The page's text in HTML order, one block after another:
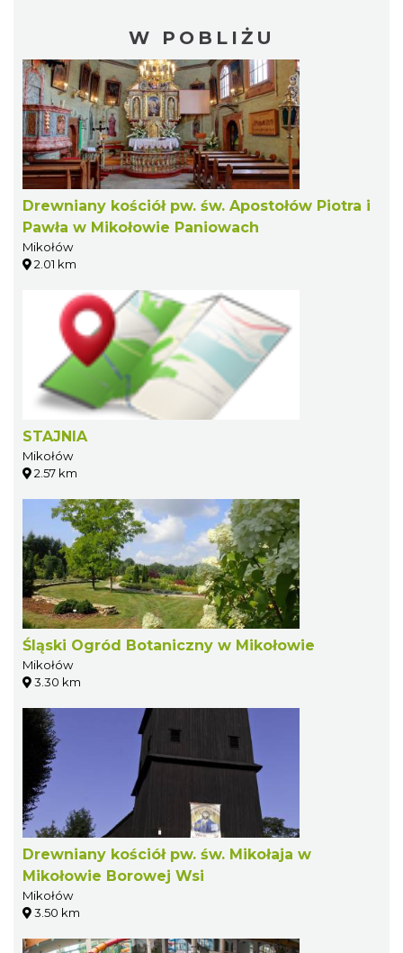
W POBLIŻU
Drewniany kościół pw. św. Apostołów Piotra i
Pawła w Mikołowie Paniowach
Mikołów
2.01 km
STAJNIA
Mikołów
2.57 km
Śląski Ogród Botaniczny w Mikołowie
Mikołów
3.30 km
Drewniany kościół pw. św. Mikołaja w
Mikołowie Borowej Wsi
Mikołów
3.50 km